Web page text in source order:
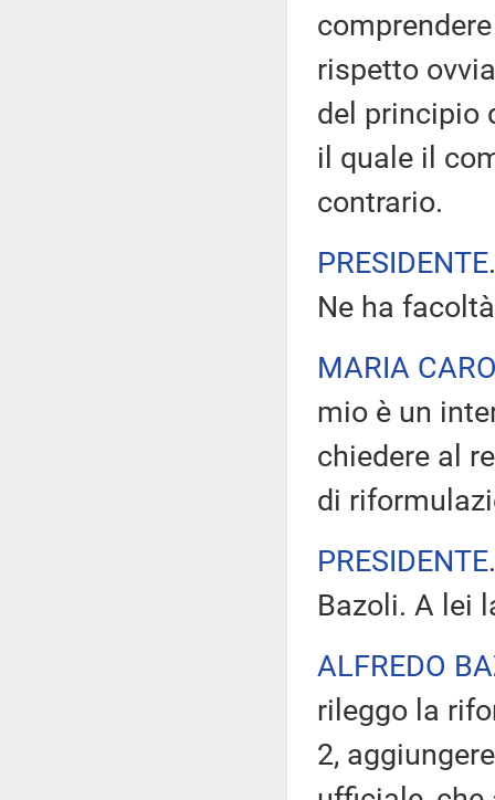
rispetto
del principio
il quale il
contrario.
PRESIDENTE
Ne ha
MARIA
mio è un
chiedere al
di
PRESIDENTE
Bazoli. A lei
ALFREDO
rileggo la
2,